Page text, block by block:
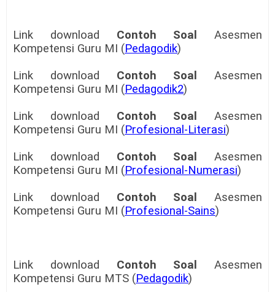
Link download Contoh Soal Asesmen
Kompetensi Guru MI (Pedagodik)
Link download Contoh Soal Asesmen
Kompetensi Guru MI (Pedagodik2)
Link download Contoh Soal Asesmen
Kompetensi Guru MI (Profesional-Literasi)
Link download Contoh Soal Asesmen
Kompetensi Guru MI (Profesional-Numerasi)
Link download Contoh Soal Asesmen
Kompetensi Guru MI (Profesional-Sains)
Link download Contoh Soal Asesmen
Kompetensi Guru MTS (Pedagodik)